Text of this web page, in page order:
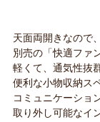
天面両開きなので
別売の「快適ファ
軽くて、通気性抜
便利な小物収納ス
コミュニケーショ
取り外し可能なイ